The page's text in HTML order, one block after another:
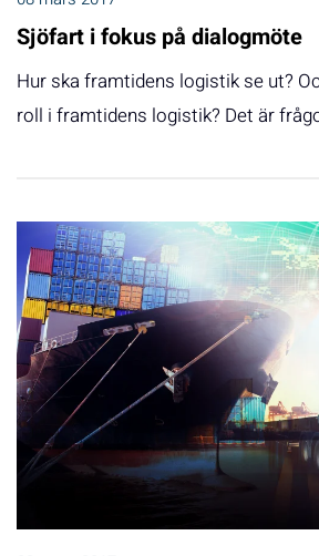
Sjöfart i fokus på dialogmöte
Hur ska framtidens logistik se ut?
roll i framtidens logistik? Det är